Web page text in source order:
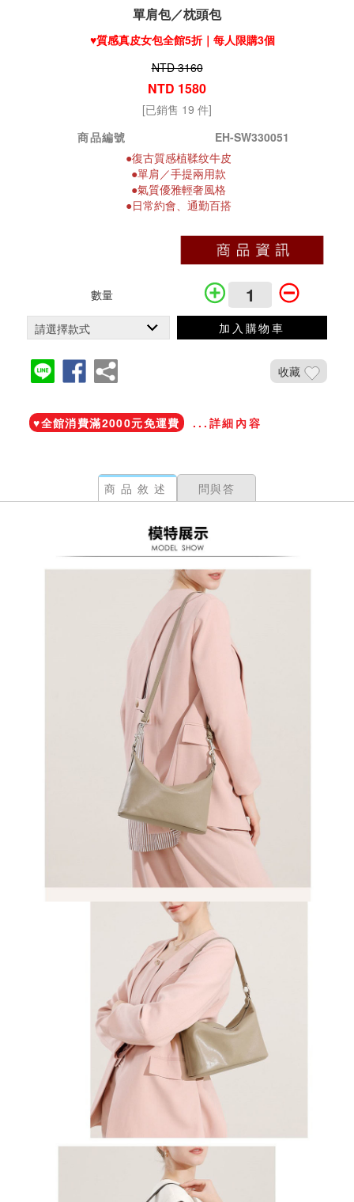
單肩包／枕頭包
♥️質感真皮女包全館5折｜每人限購3個
NTD 3160
NTD 1580
[已銷售 19 件]
商品編號
EH-SW330051
●復古質感植鞣纹牛皮
●單肩／手提兩用款
●氣質優雅輕奢風格
●日常約會、通勤百搭
數量
加入購物車
收藏
♥️全館消費滿2000元免運費 ...詳細內容
商品敘述 問與答